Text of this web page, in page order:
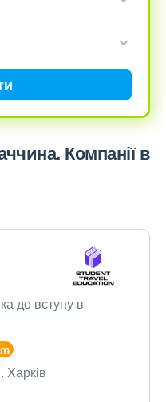
Компанії в
до вступу в
Харків